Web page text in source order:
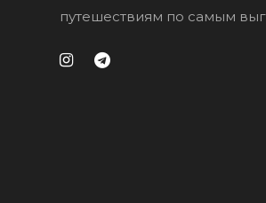
путешествиям по самым